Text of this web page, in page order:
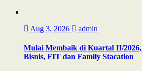
Aug 3, 2026 admin
Mulai Membaik di Kuartal II/2026,
Bisnis, FIT dan Family Stacation